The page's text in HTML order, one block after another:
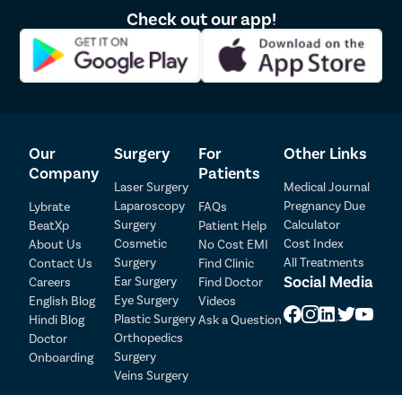
केस प्रत्यारोपणाच्या शस्त्रक्रियेपूर्वी, तुम्हाला विशिष्ट सूचना दिल्या
जातील. केस प्रत्यारोपणाच्या शस्त्रक्रियेच्या प्रकारानुसार अचूक सूचना
बदलू शकतात.
24 तास आधी पूर्णपणे थांबवा. धुम्रपान शरीराच्या बरे करण्याच्या
क्षमतेवर मोठ्या प्रमाणात परिणाम करते, ज्यामुळे पुनर्प्राप्तीवर परिणाम
होतो.
शस्त्रक्रियेपूर्वी किमान एक आठवडा अल्कोहोल किंवा कोणत्याही
प्रकारचे अल्कोहोल पिणे टाळा.
शस्त्रक्रियेपूर्वी दाढी करू नका. प्रत्यारोपणासाठी केस दात्याच्या
भागात पुरेसे केस असणे महत्वाचे आहे. लांब केस शस्त्रक्रियेनंतर टाके
देखील कव्हर करू शकतात.
शस्त्रक्रियेच्या दोन आठवडे किंवा एक महिना आधी टाळूची मालिश
करणे सुरू करा. त्वचा मऊ करण्यासाठी आणि रक्ताभिसरण
सुधारण्यासाठी तुम्ही दिवसातून किमान 10 मिनिटे टाळूची मालिश केली
पाहिजे.
केस गळण्याच्या प्रमाणात अवलंबून तुम्हाला शस्त्रक्रियेपूर्वी
Check out our app!
Our
Company
Lybrate
BeatXp
About Us
Contact Us
Careers
English Blog
Hindi Blog
Doctor
Onboarding
Surgery
Laser Surgery
Laparoscopy
Surgery
Cosmetic
Surgery
Ear Surgery
Eye Surgery
Plastic Surgery
Orthopedics
Surgery
Veins Surgery
For
Patients
FAQs
Patient Help
No Cost EMI
Find Clinic
Find Doctor
Videos
Ask a Question
Other Links
Medical Journal
Pregnancy Due
Calculator
Cost Index
All Treatments
Social Media
Patient Detail
Patient Name
Mobile Number
OTP
Total Payable